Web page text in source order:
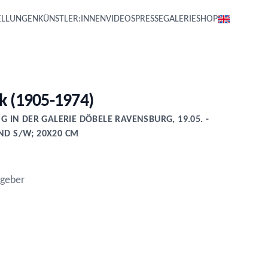
KÜNSTLER:INNENVIDEOSPRESSEGALERIESHOP
(1905-1974)
IN DER GALERIE DÖBELE RAVENSBURG, 19.05. -
S/W; 20X20 CM